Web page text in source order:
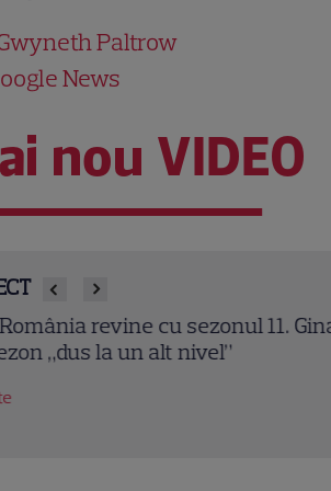
Paltrow
News
nou VIDEO
revine cu sezonul 11. Gina
la un alt nivel”